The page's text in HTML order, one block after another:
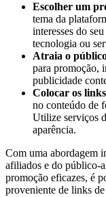
Escolher um
tema da
interesses do
tecnologia ou
Atraia o
para promoção,
publicidade
Colocar os
no conteúdo de
Utilize serviços
aparência.
Com uma abordagem
afiliados e do público-
promoção eficazes, é
proveniente de links